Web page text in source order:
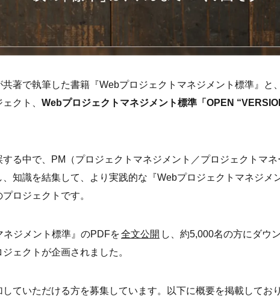
著で執筆した書籍『Webプロジェクトマネジメント標準』と
クト、 Webプロジェクトマネジメント標準「OPEN
る中で、PM（プロジェクトマネジメント／プロジェクトマネ
知識を結集して、より実践的な『Webプロジェクトマネジメ
ロジェクトです。
ジメント標準』のPDFを全文公開 し、約5,000名の方にダウ
ェクトが企画されました。
ていただける方を募集しています。以下に概要を掲載してお